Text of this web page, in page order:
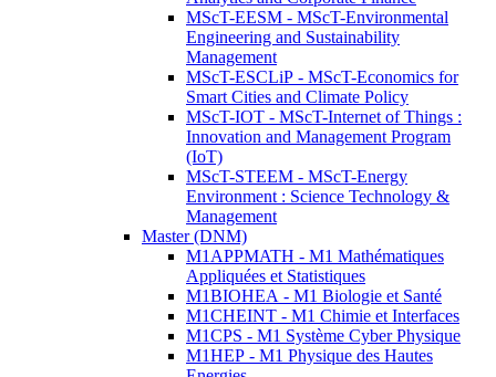
MScT-EESM - MScT-Environmental
Engineering and Sustainability
Management
MScT-ESCLiP - MScT-Economics for
Smart Cities and Climate Policy
MScT-IOT - MScT-Internet of Things :
Innovation and Management Program
(IoT)
MScT-STEEM - MScT-Energy
Environment : Science Technology &
Management
Master (DNM)
M1APPMATH - M1 Mathématiques
Appliquées et Statistiques
M1BIOHEA - M1 Biologie et Santé
M1CHEINT - M1 Chimie et Interfaces
M1CPS - M1 Système Cyber Physique
M1HEP - M1 Physique des Hautes